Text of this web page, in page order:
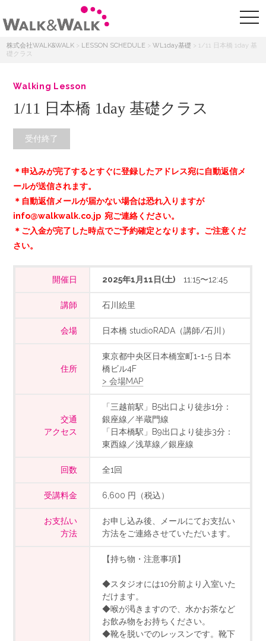
株式会社WALK&WALK > LESSON SCHEDULE >WL1day基礎 > 1/11 日本橋 1day 基
礎クラス
Walking Lesson
1/11 日本橋 1day 基礎クラス
受付終了
＊申込みが完了するとすぐに登録したアドレス宛に自動返信メ
ールが送信されます。
＊自動返信メールが届かない場合は恐れ入りますが
info@walkwalk.co.jp 宛ご連絡ください。
＊ご入金が完了した時点でご予約確定となります。ご注意くだ
さい。
開催日 2025年1月11日(土) 11:15〜12:45
講師 石川絵里
会場 日本橋 studioRADA（講師/石川）
住所
東京都中央区日本橋室町1-1-5 日本
橋ビル4F
> 会場MAP
交通
アクセス
「三越前駅」B5出口より徒歩1分：
銀座線／半蔵門線
「日本橋駅」B9出口より徒歩3分：
東西線／浅草線／銀座線
回数 全1回
受講料金 6,600 円（税込）
お支払い
方法
お申し込み後、メールにてお支払い
方法をご連絡させていただいます。
【持ち物・注意事項】
◆スタジオには10分前より入室いた
だけます。
◆喉が渇きますので、水かお茶など
お飲み物をお持ちください。
◆靴を脱いでのレッスンです。靴下